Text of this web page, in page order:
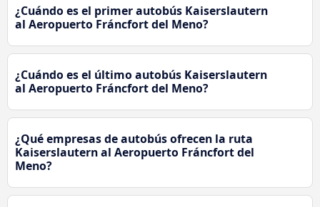
¿Cuándo es el primer autobús Kaiserslautern
al Aeropuerto Fráncfort del Meno?
¿Cuándo es el último autobús Kaiserslautern
al Aeropuerto Fráncfort del Meno?
¿Qué empresas de autobús ofrecen la ruta
Kaiserslautern al Aeropuerto Fráncfort del
Meno?